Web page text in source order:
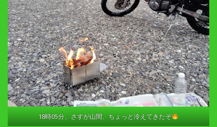
18時05分、さすが山間、ちょっと冷えてきたぞ